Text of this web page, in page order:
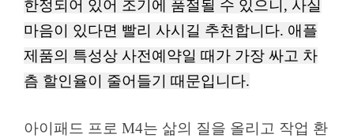
한정되어 있어 조기에 품절될 수 있으니, 사실
마음이 있다면 빨리 사시길 추천합니다. 애플
제품의 특성상 사전예약일 때가 가장 싸고 차
츰 할인율이 줄어들기 때문입니다.
아이패드 프로 M4는 삶의 질을 올리고 작업 환